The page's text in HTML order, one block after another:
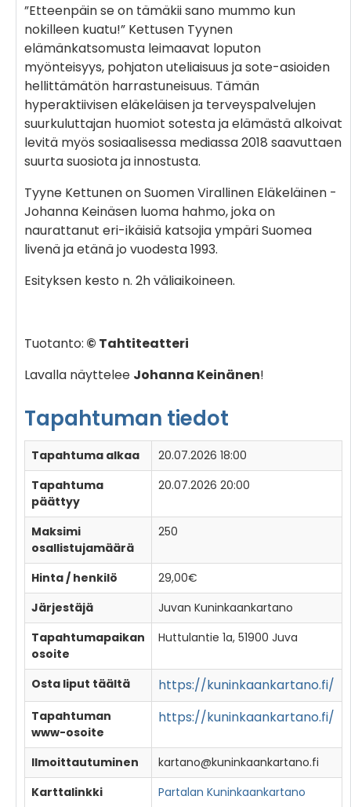
”Etteenpäin se on tämäkii sano mummo kun
nokilleen kuatu!” Kettusen Tyynen
elämänkatsomusta leimaavat loputon
myönteisyys, pohjaton uteliaisuus ja sote-asioiden
hellittämätön harrastuneisuus. Tämän
hyperaktiivisen eläkeläisen ja terveyspalvelujen
suurkuluttajan huomiot sotesta ja elämästä alkoivat
levitä myös sosiaalisessa mediassa 2018 saavuttaen
suurta suosiota ja innostusta.
Tyyne Kettunen on Suomen Virallinen Eläkeläinen -
Johanna Keinäsen luoma hahmo, joka on
naurattanut eri-ikäisiä katsojia ympäri Suomea
livenä ja etänä jo vuodesta 1993.
Esityksen kesto n. 2h väliaikoineen.
Tuotanto: © Tahtiteatteri
Lavalla näyttelee Johanna Keinänen!
Tapahtuman tiedot
Tapahtuma alkaa
20.07.2026 18:00
Tapahtuma
päättyy
20.07.2026 20:00
Maksimi
osallistujamäärä
250
Hinta / henkilö
29,00€
Järjestäjä
Juvan Kuninkaankartano
Tapahtumapaikan
osoite
Huttulantie 1a, 51900 Juva
Osta liput täältä https://kuninkaankartano.fi/
Tapahtuman
www-osoite
https://kuninkaankartano.fi/
Ilmoittautuminen
kartano@kuninkaankartano.fi
Karttalinkki
Partalan Kuninkaankartano